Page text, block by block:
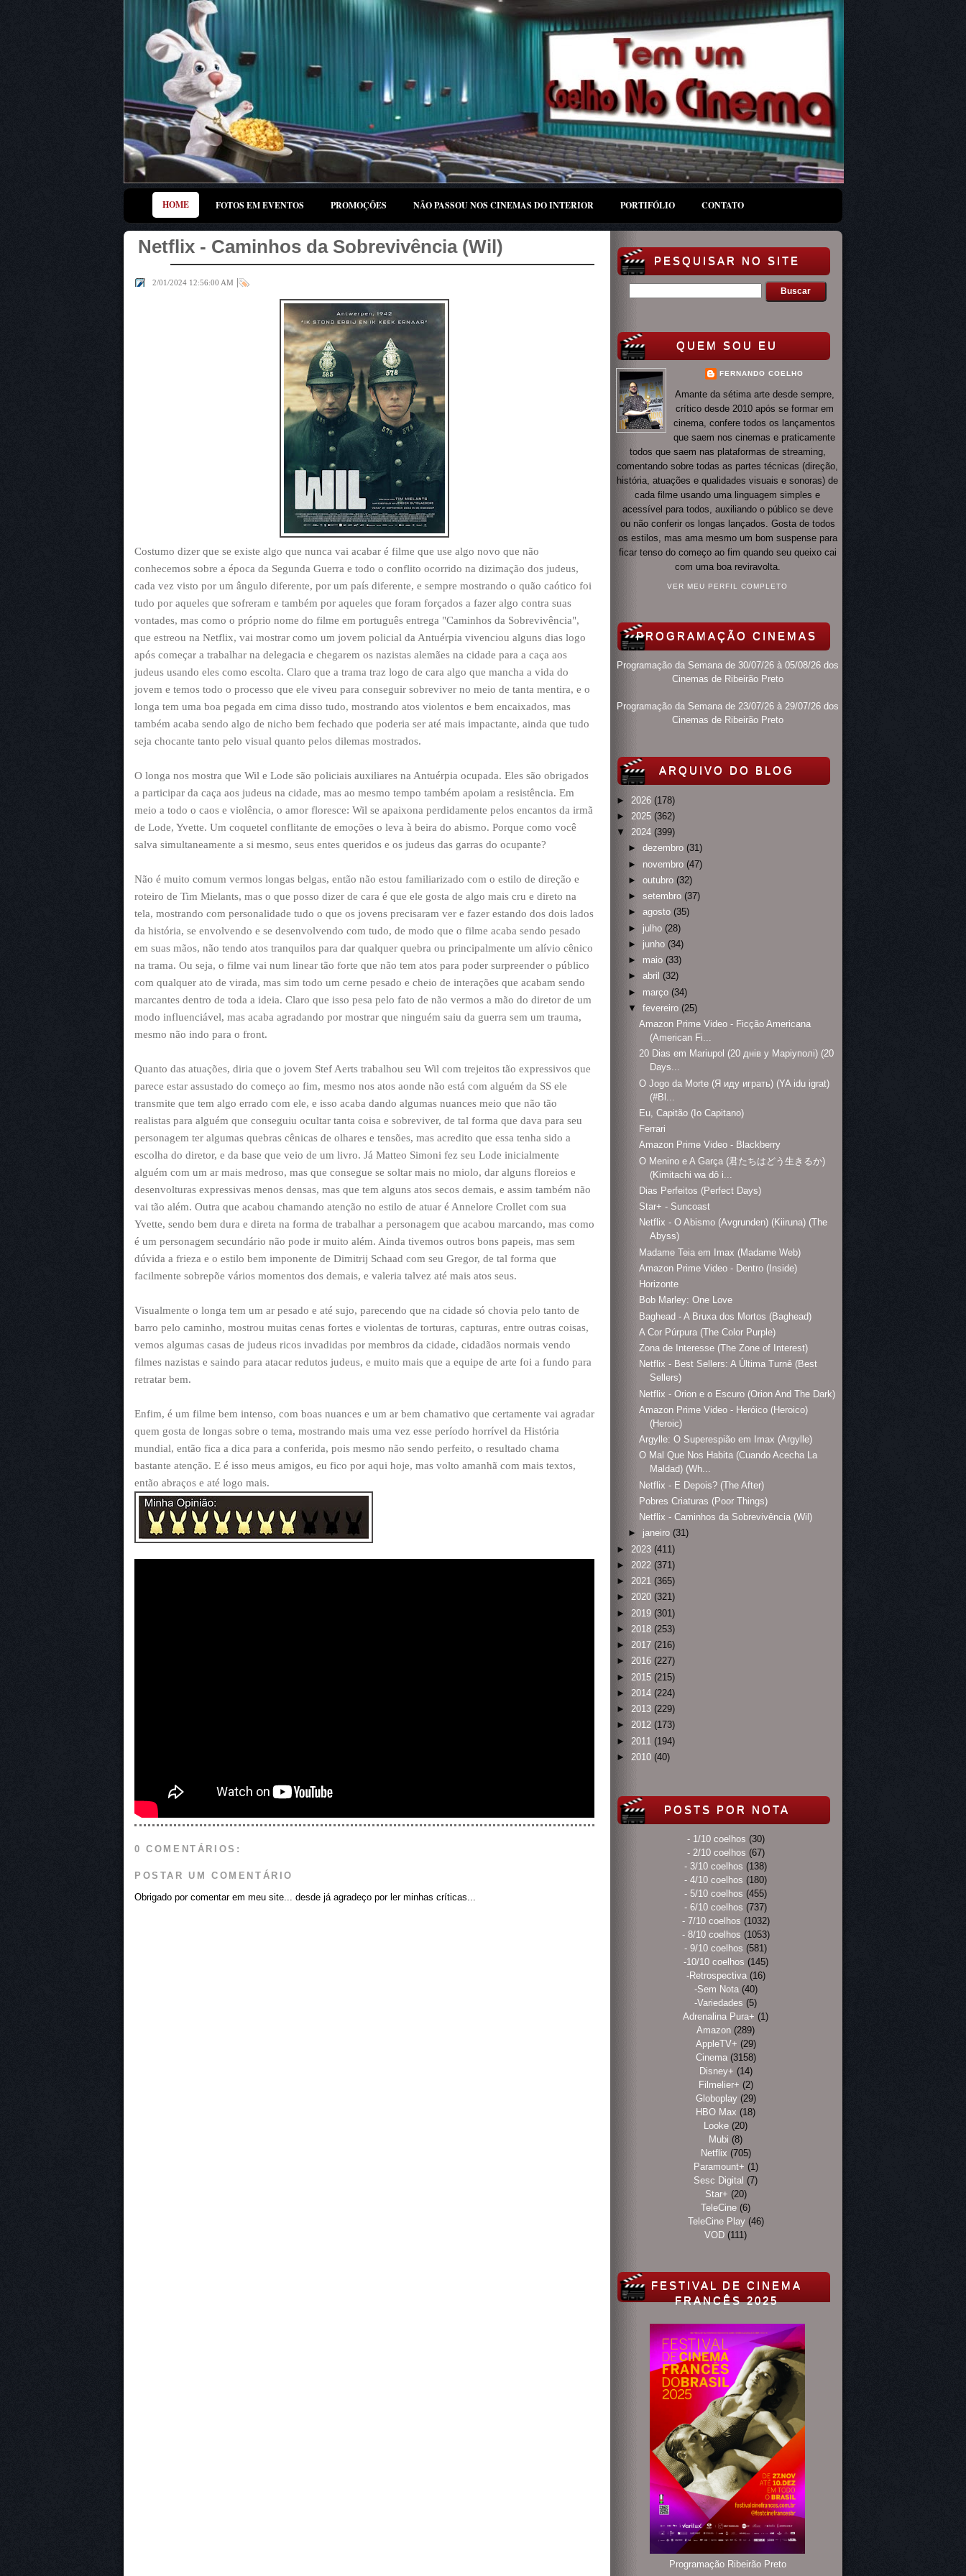
HOME FOTOS EM EVENTOS PROMOÇÕES NÃO PASSOU NOS CINEMAS DO INTERIOR PORTIFÓLIO CONTATO
Netflix - Caminhos da Sobrevivência (Wil)
2/01/2024 12:56:00 AM |
Costumo dizer que se existe algo que nunca vai acabar é filme que use algo novo que não
conhecemos sobre a época da Segunda Guerra e todo o conflito ocorrido na dizimação dos judeus,
cada vez visto por um ângulo diferente, por um país diferente, e sempre mostrando o quão caótico foi
tudo por aqueles que sofreram e também por aqueles que foram forçados a fazer algo contra suas
vontades, mas como o próprio nome do filme em português entrega "Caminhos da Sobrevivência",
que estreou na Netflix, vai mostrar como um jovem policial da Antuérpia vivenciou alguns dias logo
após começar a trabalhar na delegacia e chegarem os nazistas alemães na cidade para a caça aos
judeus usando eles como escolta. Claro que a trama traz logo de cara algo que mancha a vida do
jovem e temos todo o processo que ele viveu para conseguir sobreviver no meio de tanta mentira, e o
longa tem uma boa pegada em cima disso tudo, mostrando atos violentos e bem encaixados, mas
também acaba sendo algo de nicho bem fechado que poderia ser até mais impactante, ainda que tudo
seja chocante tanto pelo visual quanto pelos dilemas mostrados.
O longa nos mostra que Wil e Lode são policiais auxiliares na Antuérpia ocupada. Eles são obrigados
a participar da caça aos judeus na cidade, mas ao mesmo tempo também apoiam a resistência. Em
meio a todo o caos e violência, o amor floresce: Wil se apaixona perdidamente pelos encantos da irmã
de Lode, Yvette. Um coquetel conflitante de emoções o leva à beira do abismo. Porque como você
salva simultaneamente a si mesmo, seus entes queridos e os judeus das garras do ocupante?
Não é muito comum vermos longas belgas, então não estou familiarizado com o estilo de direção e
roteiro de Tim Mielants, mas o que posso dizer de cara é que ele gosta de algo mais cru e direto na
tela, mostrando com personalidade tudo o que os jovens precisaram ver e fazer estando dos dois lados
da história, se envolvendo e se desenvolvendo com tudo, de modo que o filme acaba sendo pesado
em suas mãos, não tendo atos tranquilos para dar qualquer quebra ou principalmente um alívio cênico
na trama. Ou seja, o filme vai num linear tão forte que não tem atos para poder surpreender o público
com qualquer ato de virada, mas sim todo um cerne pesado e cheio de interações que acabam sendo
marcantes dentro de toda a ideia. Claro que isso pesa pelo fato de não vermos a mão do diretor de um
modo influenciável, mas acaba agradando por mostrar que ninguém saiu da guerra sem um trauma,
mesmo não indo para o front.
Quanto das atuações, diria que o jovem Stef Aerts trabalhou seu Wil com trejeitos tão expressivos que
parece estar assustado do começo ao fim, mesmo nos atos aonde não está com alguém da SS ele
transmite que tem algo errado com ele, e isso acaba dando algumas nuances meio que não tão
realistas para alguém que conseguiu ocultar tanta coisa e sobreviver, de tal forma que dava para seu
personagem ter algumas quebras cênicas de olhares e tensões, mas acredito que essa tenha sido a
escolha do diretor, e da base que veio de um livro. Já Matteo Simoni fez seu Lode inicialmente
alguém com um ar mais medroso, mas que consegue se soltar mais no miolo, dar alguns floreios e
desenvolturas expressivas menos densas, mas que tem alguns atos secos demais, e assim também não
vai tão além. Outra que acabou chamando atenção no estilo de atuar é Annelore Crollet com sua
Yvette, sendo bem dura e direta na forma de trabalhar a personagem que acabou marcando, mas como
é um personagem secundário não pode ir muito além. Ainda tivemos outros bons papeis, mas sem
dúvida a frieza e o estilo bem imponente de Dimitrij Schaad com seu Gregor, de tal forma que
facilmente sobrepõe vários momentos dos demais, e valeria talvez até mais atos seus.
Visualmente o longa tem um ar pesado e até sujo, parecendo que na cidade só chovia pelo tanto de
barro pelo caminho, mostrou muitas cenas fortes e violentas de torturas, capturas, entre outras coisas,
vemos algumas casas de judeus ricos invadidas por membros da cidade, cidadãos normais vendo
filmes nazistas e saindo para atacar redutos judeus, e muito mais que a equipe de arte foi a fundo para
retratar bem.
Enfim, é um filme bem intenso, com boas nuances e um ar bem chamativo que certamente vai agradar
quem gosta de longas sobre o tema, mostrando mais uma vez esse período horrível da História
mundial, então fica a dica para a conferida, pois mesmo não sendo perfeito, o resultado chama
bastante atenção. E é isso meus amigos, eu fico por aqui hoje, mas volto amanhã com mais textos,
então abraços e até logo mais.
0 COMENTÁRIOS:
POSTAR UM COMENTÁRIO
Obrigado por comentar em meu site... desde já agradeço por ler minhas críticas...
PESQUISAR NO SITE
QUEM SOU EU
FERNANDO COELHO
Amante da sétima arte desde sempre,
crítico desde 2010 após se formar em
cinema, confere todos os lançamentos
que saem nos cinemas e praticamente
todos que saem nas plataformas de streaming,
comentando sobre todas as partes técnicas (direção,
história, atuações e qualidades visuais e sonoras) de
cada filme usando uma linguagem simples e
acessível para todos, auxiliando o público se deve
ou não conferir os longas lançados. Gosta de todos
os estilos, mas ama mesmo um bom suspense para
ficar tenso do começo ao fim quando seu queixo cai
com uma boa reviravolta.
VER MEU PERFIL COMPLETO
PROGRAMAÇÃO CINEMAS
Programação da Semana de 30/07/26 à 05/08/26 dos
Cinemas de Ribeirão Preto
Programação da Semana de 23/07/26 à 29/07/26 dos
Cinemas de Ribeirão Preto
ARQUIVO DO BLOG
► 2026 (178)
► 2025 (362)
▼
2024 (399)
► dezembro (31)
► novembro (47)
► outubro (32)
► setembro (37)
► agosto (35)
► julho (28)
► junho (34)
► maio (33)
► abril (32)
► março (34)
▼
fevereiro (25)
Amazon Prime Video - Ficção Americana
(American Fi...
20 Dias em Mariupol (20 днів у Маріуполі) (20
Days...
O Jogo da Morte (Я иду играть) (YA idu igrat)
(#Bl...
Eu, Capitão (Io Capitano)
Ferrari
Amazon Prime Video - Blackberry
O Menino e A Garça (君たちはどう生きるか)
(Kimitachi wa dô i...
Dias Perfeitos (Perfect Days)
Star+ - Suncoast
Netflix - O Abismo (Avgrunden) (Kiiruna) (The
Abyss)
Madame Teia em Imax (Madame Web)
Amazon Prime Video - Dentro (Inside)
Horizonte
Bob Marley: One Love
Baghead - A Bruxa dos Mortos (Baghead)
A Cor Púrpura (The Color Purple)
Zona de Interesse (The Zone of Interest)
Netflix - Best Sellers: A Última Turnê (Best
Sellers)
Netflix - Orion e o Escuro (Orion And The Dark)
Amazon Prime Video - Heróico (Heroico)
(Heroic)
Argylle: O Superespião em Imax (Argylle)
O Mal Que Nos Habita (Cuando Acecha La
Maldad) (Wh...
Netflix - E Depois? (The After)
Pobres Criaturas (Poor Things)
Netflix - Caminhos da Sobrevivência (Wil)
► janeiro (31)
► 2023 (411)
► 2022 (371)
► 2021 (365)
► 2020 (321)
► 2019 (301)
► 2018 (253)
► 2017 (216)
► 2016 (227)
► 2015 (215)
► 2014 (224)
► 2013 (229)
► 2012 (173)
► 2011 (194)
► 2010 (40)
POSTS POR NOTA
- 1/10 coelhos (30)
- 2/10 coelhos (67)
- 3/10 coelhos (138)
- 4/10 coelhos (180)
- 5/10 coelhos (455)
- 6/10 coelhos (737)
- 7/10 coelhos (1032)
- 8/10 coelhos (1053)
- 9/10 coelhos (581)
-10/10 coelhos (145)
-Retrospectiva (16)
-Sem Nota (40)
-Variedades (5)
Adrenalina Pura+ (1)
Amazon (289)
AppleTV+ (29)
Cinema (3158)
Disney+ (14)
Filmelier+ (2)
Globoplay (29)
HBO Max (18)
Looke (20)
Mubi (8)
Netflix (705)
Paramount+ (1)
Sesc Digital (7)
Star+ (20)
TeleCine (6)
TeleCine Play (46)
VOD (111)
FESTIVAL DE CINEMA
FRANCÊS 2025
Programação Ribeirão Preto